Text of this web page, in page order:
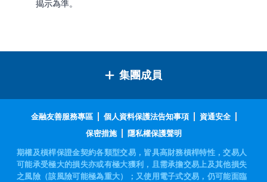
集團成員
金融友善服務專區 個人資料保護法告知事項
資通安全
保密措施
隱私權保護聲明
期權及槓桿保證金契約各類型交易，皆具高財務槓桿特性，交易人
可能承受極大的損失亦或有極大獲利，且需承擔交易上及其他損失
之風險（該風險可能極為重大）；又使用電子式交易，仍可能面臨